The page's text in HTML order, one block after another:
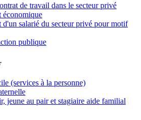
de travail dans le secteur privé
économique
d'un salarié du secteur privé pour motif
publique
(services à la personne)
jeune au pair et stagiaire aide familial